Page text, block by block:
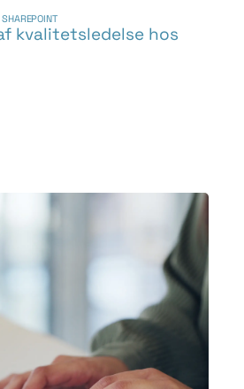
SHAREPOINT
kvalitetsledelse hos